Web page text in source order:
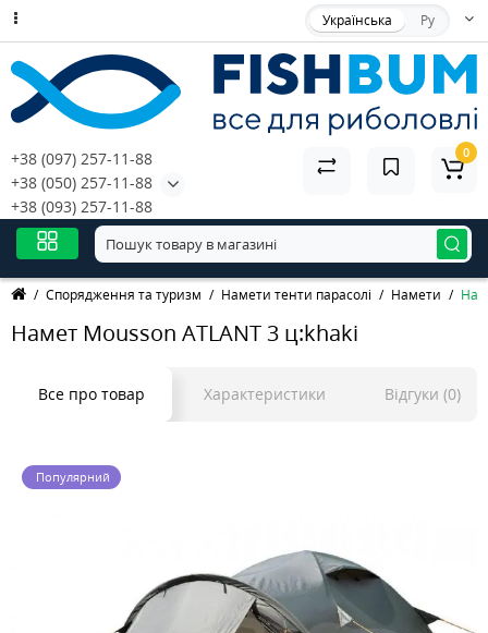
Українська Ру
+38 (097) 257-11-88
+38 (050) 257-11-88
+38 (093) 257-11-88
0
Спорядження та туризм Намети тенти парасолі Намети
Намет Mousson ATLANT 3 ц:khaki
Все про товар Характеристики Відгуки (0)
Популярний